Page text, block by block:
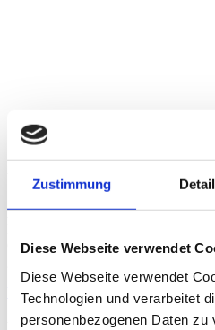
Zustimmung
Diese Webseite verwendet
Diese Webseite verwendet
Technologien und verarbeitet
personenbezogenen Daten zu
Über die dhpg
An unseren 18 Standorten beraten
Großunternehmen, Verwaltungen
Weitere Informationen